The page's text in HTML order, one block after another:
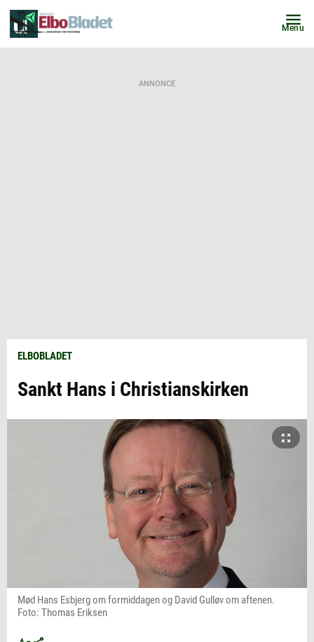
Menu
ANNONCE
ELBOBLADET
Sankt Hans i Christianskirken
Mød Hans Esbjerg om formiddagen og David Gulløv om aftenen.
Foto: Thomas Eriksen